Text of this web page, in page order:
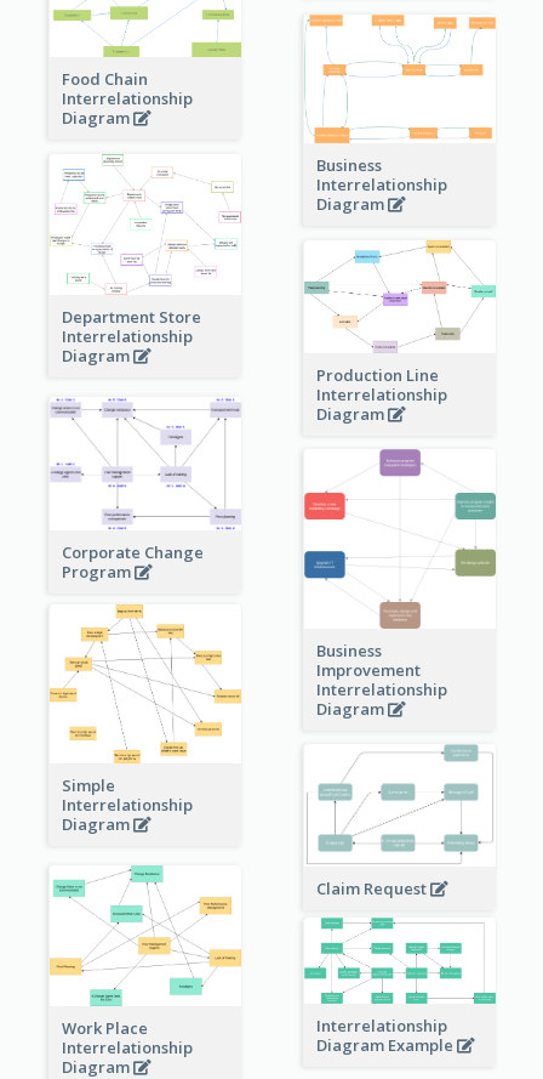
Food Chain
Interrelationship
Diagram
Business
Interrelationship
Diagram
Department Store
Interrelationship
Diagram
Production Line
Interrelationship
Diagram
Corporate Change
Program
Business
Improvement
Interrelationship
Diagram
Simple
Interrelationship
Diagram
Claim Request
Work Place
Interrelationship
Diagram
Interrelationship
Diagram Example